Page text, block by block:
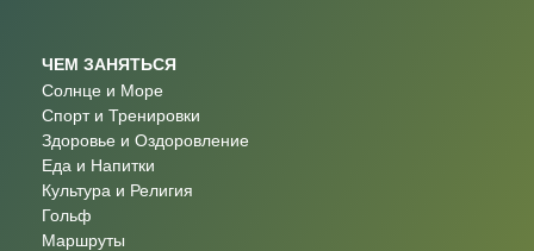
ЧЕМ ЗАНЯТЬСЯ
Солнце и Море
Спорт и Тренировки
Здоровье и Оздоровление
Еда и Напитки
Культура и Религия
Гольф
Маршруты